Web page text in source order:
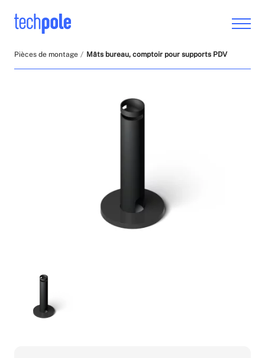
Pièces de montage Mâts bureau, comptoir pour supports PDV